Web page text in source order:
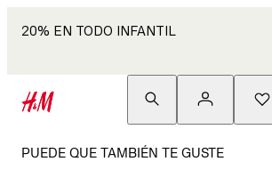
20% EN TODO INFANTIL
PUEDE QUE TAMBIÉN TE GUSTE